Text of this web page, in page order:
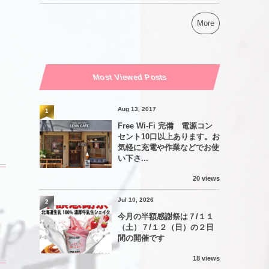
More
Most Viewed Posts
Aug 13, 2017
Free Wi-Fi 完備 電源コン
セント10口以上あります。お
気軽に充電や作業などでお使
い下さ...
20 views
1
Jul 10, 2026
今月の半額感謝祭は７/１１
（土）７/１２（日）の２日
間の開催です
18 views
2